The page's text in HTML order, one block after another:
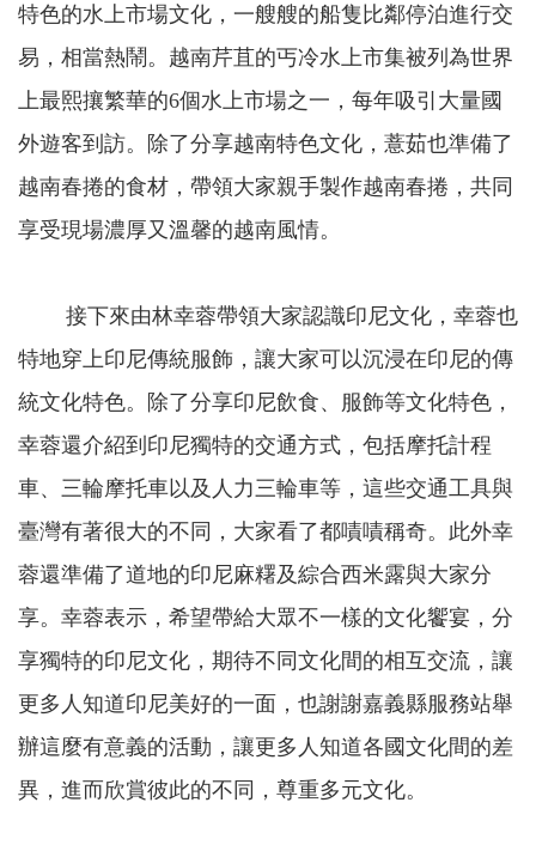
特色的水上市場文化，一艘艘的船隻比鄰停泊進行交
易，相當熱鬧。越南芹苴的丐冷水上市集被列為世界
上最熙攘繁華的6個水上市場之一，每年吸引大量國
外遊客到訪。除了分享越南特色文化，薏茹也準備了
越南春捲的食材，帶領大家親手製作越南春捲，共同
享受現場濃厚又溫馨的越南風情。
接下來由林幸蓉帶領大家認識印尼文化，幸蓉也
特地穿上印尼傳統服飾，讓大家可以沉浸在印尼的傳
統文化特色。除了分享印尼飲食、服飾等文化特色，
幸蓉還介紹到印尼獨特的交通方式，包括摩托計程
車、三輪摩托車以及人力三輪車等，這些交通工具與
臺灣有著很大的不同，大家看了都嘖嘖稱奇。此外幸
蓉還準備了道地的印尼麻糬及綜合西米露與大家分
享。幸蓉表示，希望帶給大眾不一樣的文化饗宴，分
享獨特的印尼文化，期待不同文化間的相互交流，讓
更多人知道印尼美好的一面，也謝謝嘉義縣服務站舉
辦這麼有意義的活動，讓更多人知道各國文化間的差
異，進而欣賞彼此的不同，尊重多元文化。